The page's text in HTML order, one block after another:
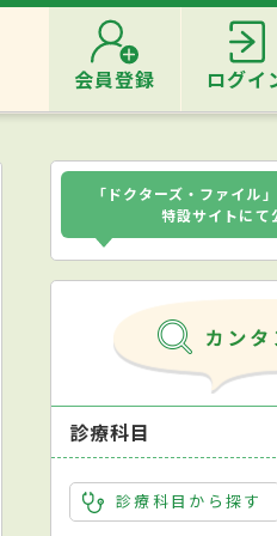
会員登録 ログイ
「ドクターズ・ファイル
特設サイトにて
診療科目
診療科目から探す